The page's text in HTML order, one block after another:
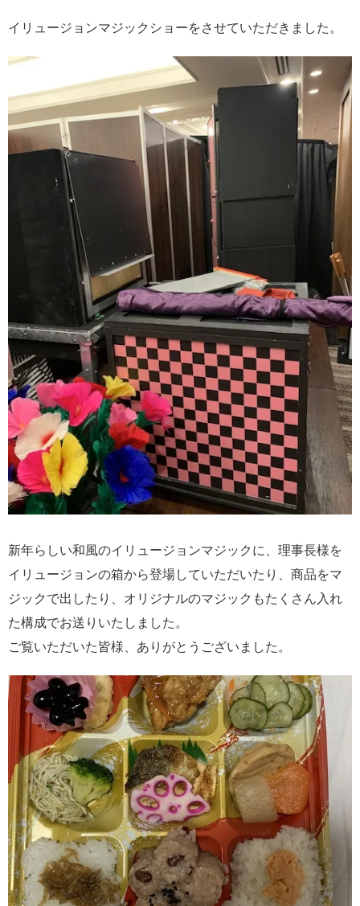
イリュージョンマジックショーをさせていただきました。
新年らしい和風のイリュージョンマジックに、理事長様を
イリュージョンの箱から登場していただいたり、商品をマ
ジックで出したり、オリジナルのマジックもたくさん入れ
た構成でお送りいたしました。
ご覧いただいた皆様、ありがとうございました。